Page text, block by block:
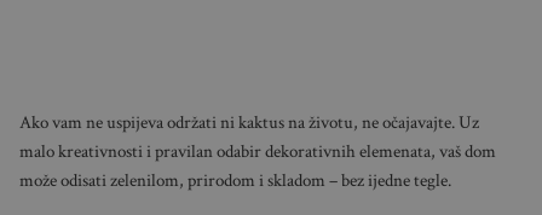
Ako vam ne uspijeva održati ni kaktus na životu, ne očajavajte. Uz
malo kreativnosti i pravilan odabir dekorativnih elemenata, vaš dom
može odisati zelenilom, prirodom i skladom – bez ijedne tegle.